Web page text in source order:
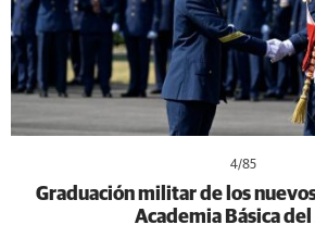
4/85
Graduación militar de los
Academia Básica